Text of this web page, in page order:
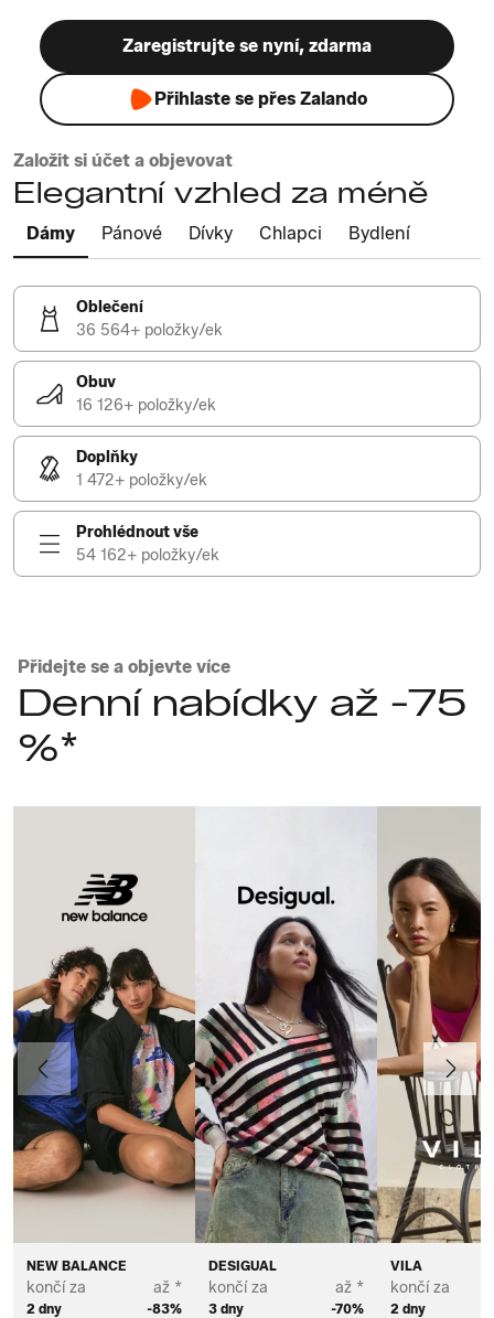
Zaregistrujte se nyní, zdarma
Přihlaste se přes Zalando
Založit si účet a objevovat
Elegantní vzhled za méně
Dámy Pánové Dívky Chlapci Bydlení
Oblečení
36 564+ položky/ek
Obuv
16 126+ položky/ek
Doplňky
1 472+ položky/ek
Prohlédnout vše
54 162+ položky/ek
Přidejte se a objevte více
Denní nabídky až -75
%*
NEW BALANCE
končí za
2 dny
až *
-83%
DESIGUAL
končí za
3 dny
až *
-70%
VILA
končí za
2 dny
Předchozí Další